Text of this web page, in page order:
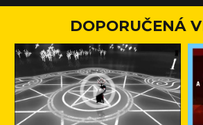
DOPORUČENÁ